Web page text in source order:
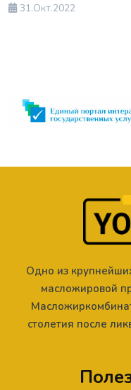
31.Окт.2022
Одно из
масложировой
столетия после